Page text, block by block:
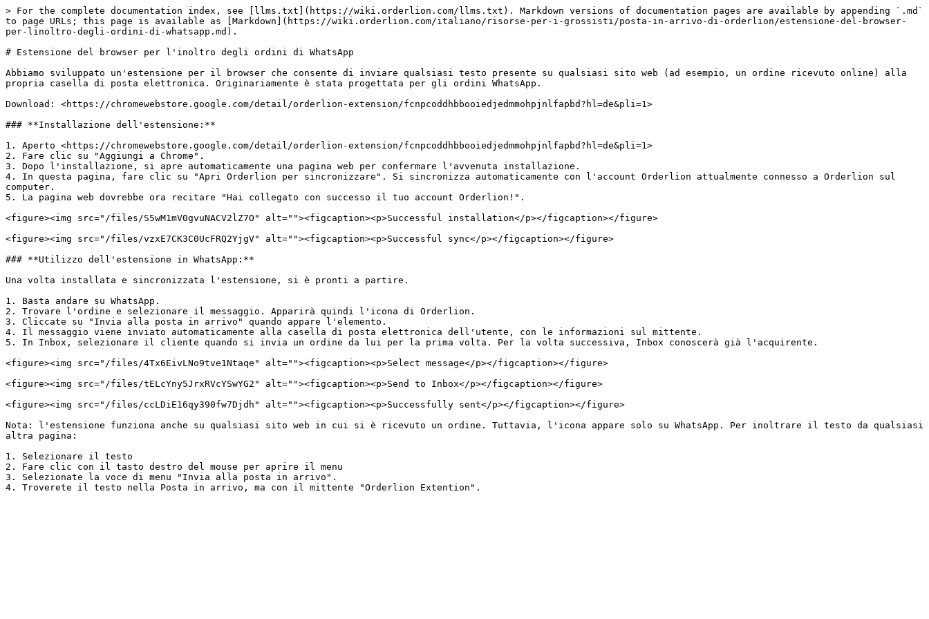
> For the complete documentation index, see [llms.txt](https://wiki.orderlion.com/llms.txt). Markdown versions of documentation pages are available by appending `.md`
to page URLs; this page is available as [Markdown](https://wiki.orderlion.com/italiano/risorse-per-i-grossisti/posta-in-arrivo-di-orderlion/estensione-del-browser-
per-linoltro-degli-ordini-di-whatsapp.md).
# Estensione del browser per l'inoltro degli ordini di WhatsApp
Abbiamo sviluppato un'estensione per il browser che consente di inviare qualsiasi testo presente su qualsiasi sito web (ad esempio, un ordine ricevuto online) alla
propria casella di posta elettronica. Originariamente è stata progettata per gli ordini WhatsApp.
Download: <https://chromewebstore.google.com/detail/orderlion-extension/fcnpcoddhbbooiedjedmmohpjnlfapbd?hl=de&pli=1>
### **Installazione dell'estensione:**
1. Aperto <https://chromewebstore.google.com/detail/orderlion-extension/fcnpcoddhbbooiedjedmmohpjnlfapbd?hl=de&pli=1>
2. Fare clic su "Aggiungi a Chrome".
3. Dopo l'installazione, si apre automaticamente una pagina web per confermare l'avvenuta installazione.
4. In questa pagina, fare clic su "Apri Orderlion per sincronizzare". Si sincronizza automaticamente con l'account Orderlion attualmente connesso a Orderlion sul
computer.
5. La pagina web dovrebbe ora recitare "Hai collegato con successo il tuo account Orderlion!".
<figure><img src="/files/S5wM1mV0gvuNACV2lZ7O" alt=""><figcaption><p>Successful installation</p></figcaption></figure>
<figure><img src="/files/vzxE7CK3C0UcFRQ2YjgV" alt=""><figcaption><p>Successful sync</p></figcaption></figure>
### **Utilizzo dell'estensione in WhatsApp:**
Una volta installata e sincronizzata l'estensione, si è pronti a partire.
1. Basta andare su WhatsApp.
2. Trovare l'ordine e selezionare il messaggio. Apparirà quindi l'icona di Orderlion.
3. Cliccate su "Invia alla posta in arrivo" quando appare l'elemento.
4. Il messaggio viene inviato automaticamente alla casella di posta elettronica dell'utente, con le informazioni sul mittente.
5. In Inbox, selezionare il cliente quando si invia un ordine da lui per la prima volta. Per la volta successiva, Inbox conoscerà già l'acquirente.
<figure><img src="/files/4Tx6EivLNo9tve1Ntaqe" alt=""><figcaption><p>Select message</p></figcaption></figure>
<figure><img src="/files/tELcYny5JrxRVcYSwYG2" alt=""><figcaption><p>Send to Inbox</p></figcaption></figure>
<figure><img src="/files/ccLDiE16qy390fw7Djdh" alt=""><figcaption><p>Successfully sent</p></figcaption></figure>
Nota: l'estensione funziona anche su qualsiasi sito web in cui si è ricevuto un ordine. Tuttavia, l'icona appare solo su WhatsApp. Per inoltrare il testo da qualsiasi
altra pagina:
1. Selezionare il testo
2. Fare clic con il tasto destro del mouse per aprire il menu
3. Selezionate la voce di menu "Invia alla posta in arrivo".